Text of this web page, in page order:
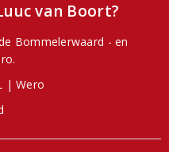
van Boort?
Bommelerwaard - en
| Wero